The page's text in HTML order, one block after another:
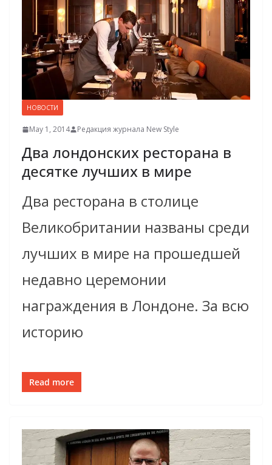
НОВОСТИ
May 1, 2014 Редакция журнала New Style
Два лондонских ресторана в
десятке лучших в мире
Два ресторана в столице
Великобритании названы среди
лучших в мире на прошедшей
недавно церемонии
награждения в Лондоне. За всю
историю
Read more